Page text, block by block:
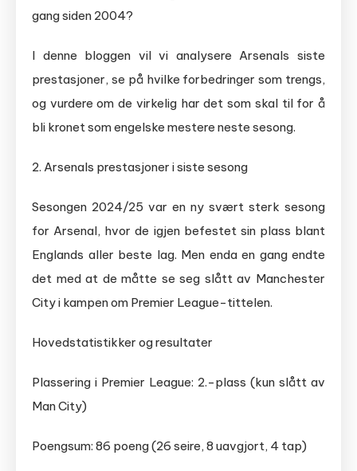
gang siden 2004?
I denne bloggen vil vi analysere Arsenals siste
prestasjoner, se på hvilke forbedringer som trengs,
og vurdere om de virkelig har det som skal til for å
bli kronet som engelske mestere neste sesong.
2. Arsenals prestasjoner i siste sesong
Sesongen 2024/25 var en ny svært sterk sesong
for Arsenal, hvor de igjen befestet sin plass blant
Englands aller beste lag. Men enda en gang endte
det med at de måtte se seg slått av Manchester
City i kampen om Premier League-tittelen.
Hovedstatistikker og resultater
Plassering i Premier League: 2.-plass (kun slått av
Man City)
Poengsum: 86 poeng (26 seire, 8 uavgjort, 4 tap)